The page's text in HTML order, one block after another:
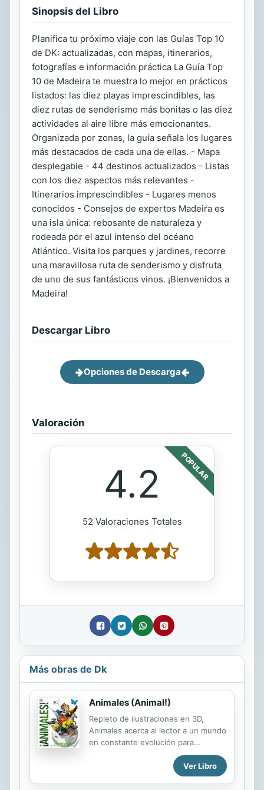
Sinopsis del Libro
Planifica tu próximo viaje con las Guías Top 10
de DK: actualizadas, con mapas, itinerarios,
fotografías e información práctica La Guía Top
10 de Madeira te muestra lo mejor en prácticos
listados: las diez playas imprescindibles, las
diez rutas de senderismo más bonitas o las diez
actividades al aire libre más emocionantes.
Organizada por zonas, la guía señala los lugares
más destacados de cada una de ellas. - Mapa
desplegable - 44 destinos actualizados - Listas
con los diez aspectos más relevantes -
Itinerarios imprescindibles - Lugares menos
conocidos - Consejos de expertos Madeira es
una isla única: rebosante de naturaleza y
rodeada por el azul intenso del océano
Atlántico. Visita los parques y jardines, recorre
una maravillosa ruta de senderismo y disfruta
de uno de sus fantásticos vinos. ¡Bienvenidos a
Madeira!
Descargar Libro
Opciones de Descarga
Valoración
POPULAR
4.2
52 Valoraciones Totales
Más obras de Dk
Animales (Animal!)
Repleto de ilustraciones en 3D,
Animales acerca al lector a un mundo
en constante evolución para
descubrir cómo vive y cómo se
relaciona con su entorno cada
habitante del planeta. Animales está
Ver Libro